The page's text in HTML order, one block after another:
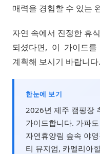
매력을 경험할 수 있는
자연 속에서 진정한 휴
되셨다면, 이 가이드
계획해 보시기 바랍니다.
한눈에 보기
2026년 제주 캠핑장
가이드합니다. 가파
자연휴양림 숲속 야
티 뮤지엄, 카멜리아